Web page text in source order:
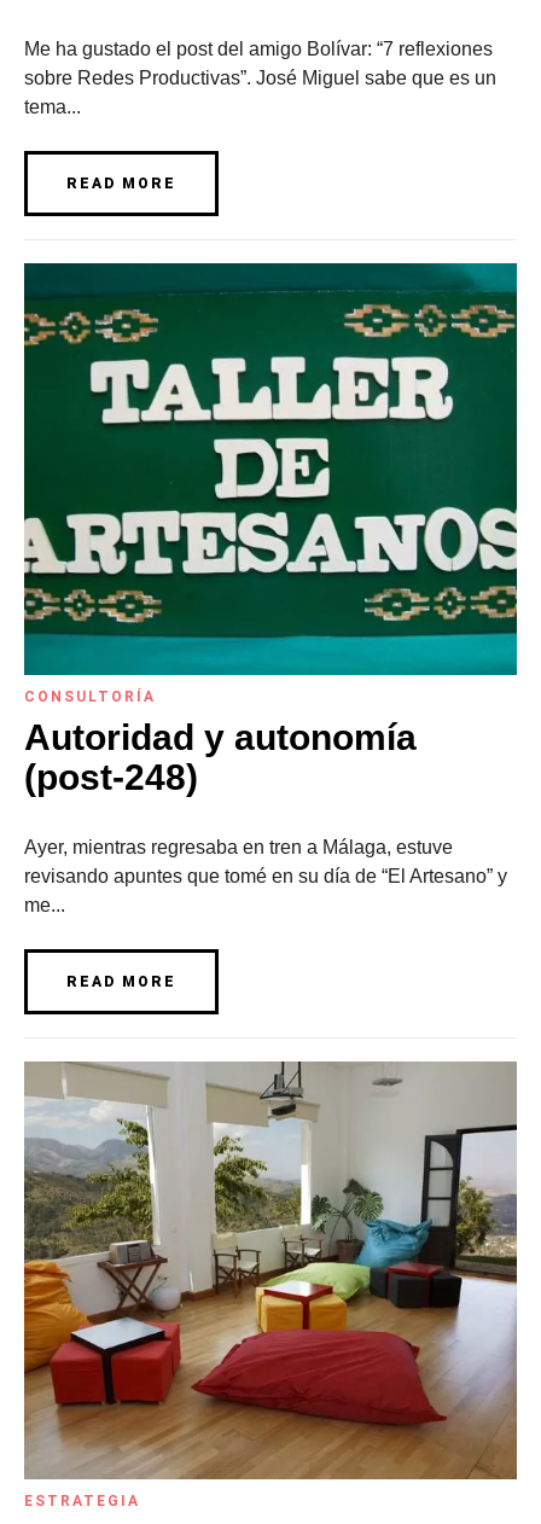
Me ha gustado el post del amigo Bolívar: “7 reflexiones
sobre Redes Productivas”. José Miguel sabe que es un
tema...
READ MORE
CONSULTORÍA
Autoridad y autonomía
(post-248)
Ayer, mientras regresaba en tren a Málaga, estuve
revisando apuntes que tomé en su día de “El Artesano” y
me...
READ MORE
ESTRATEGIA